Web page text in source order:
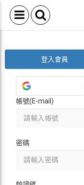
登入會員
帳號(E-mail)
密碼